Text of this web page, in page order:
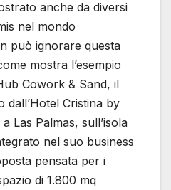
anche da diversi
nel mondo
può ignorare questa
mostra l’esempio
Cowork & Sand, il
Cristina by
Las Palmas, sull’isola
nel suo business
pensata per i
di 1.800 mq